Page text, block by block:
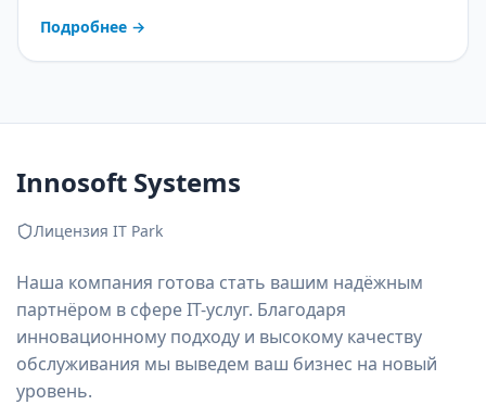
планом внедрения.
Подробнее →
Innosoft Systems
Лицензия IT Park
Наша компания готова стать вашим надёжным
партнёром в сфере IT-услуг. Благодаря
инновационному подходу и высокому качеству
обслуживания мы выведем ваш бизнес на новый
уровень.